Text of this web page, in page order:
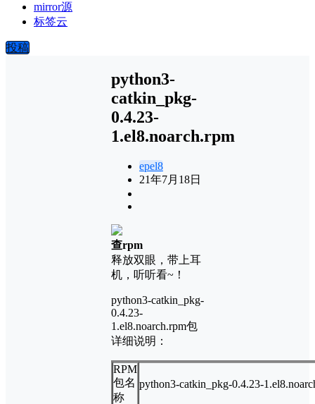
mirror源
标签云
投稿
python3-
catkin_pkg-
0.4.23-
1.el8.noarch.rpm
epel8
21年7月18日
查rpm
释放双眼，带上耳
机，听听看~！
python3-catkin_pkg-
0.4.23-
1.el8.noarch.rpm包
详细说明：
RPM
包名
称
python3-catkin_pkg-0.4.23-